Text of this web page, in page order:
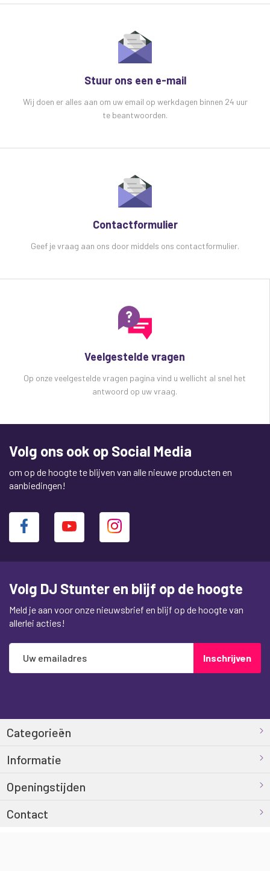
Stuur ons een e-mail
Wij doen er alles aan om uw email op werkdagen binnen 24 uur
te beantwoorden.
Contactformulier
Geef je vraag aan ons door middels ons contactformulier.
Veelgestelde vragen
Op onze veelgestelde vragen pagina vind u wellicht al snel het
antwoord op uw vraag.
Volg ons ook op Social Media
om op de hoogte te blijven van alle nieuwe producten en
aanbiedingen!
Volg DJ Stunter en blijf op de hoogte
Meld je aan voor onze nieuwsbrief en blijf op de hoogte van
allerlei acties!
Abonneer
op
Inschrijven
Categorieën
Informatie
Openingstijden
Contact